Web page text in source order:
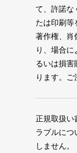
て、許諾な
たは印刷等
著作権、肖
り、場合
るいは損害
ります。ご
正規取扱い
ラブルにつ
しません。